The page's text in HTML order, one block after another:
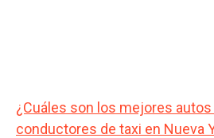
¿Cuáles son los mejores
conductores de taxi en Nueva